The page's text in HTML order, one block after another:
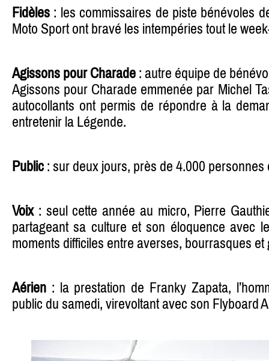
Fidèles : les commissaires de piste bénévoles
Moto Sport ont bravé les intempéries tout le
Agissons pour Charade : autre équipe de
Agissons pour Charade emmenée par Michel
autocollants ont permis de répondre à la
entretenir la Légende.
Public : sur deux jours, près de 4.000 personnes
Voix: seul cette année au micro, Pierre
partageant sa culture et son éloquence avec
moments difficiles entre averses, bourrasques et
Aérien : la prestation de Franky Zapata,
public du samedi, virevoltant avec son Flyboard